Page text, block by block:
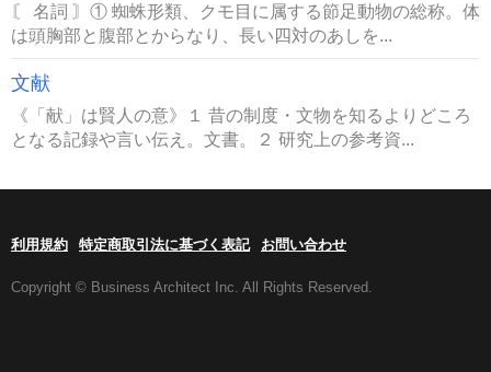
〘 名詞 〙① 蜘蛛形類、クモ目に属する節足動物の総称。体
は頭胸部と腹部とからなり、長い四対のあしを...
文献
《「献」は賢人の意》１ 昔の制度・文物を知るよりどころ
となる記録や言い伝え。文書。２ 研究上の参考資...
利用規約 特定商取引法に基づく表記 お問い合わせ
Copyright © Business Architect Inc. All Rights Reserved.